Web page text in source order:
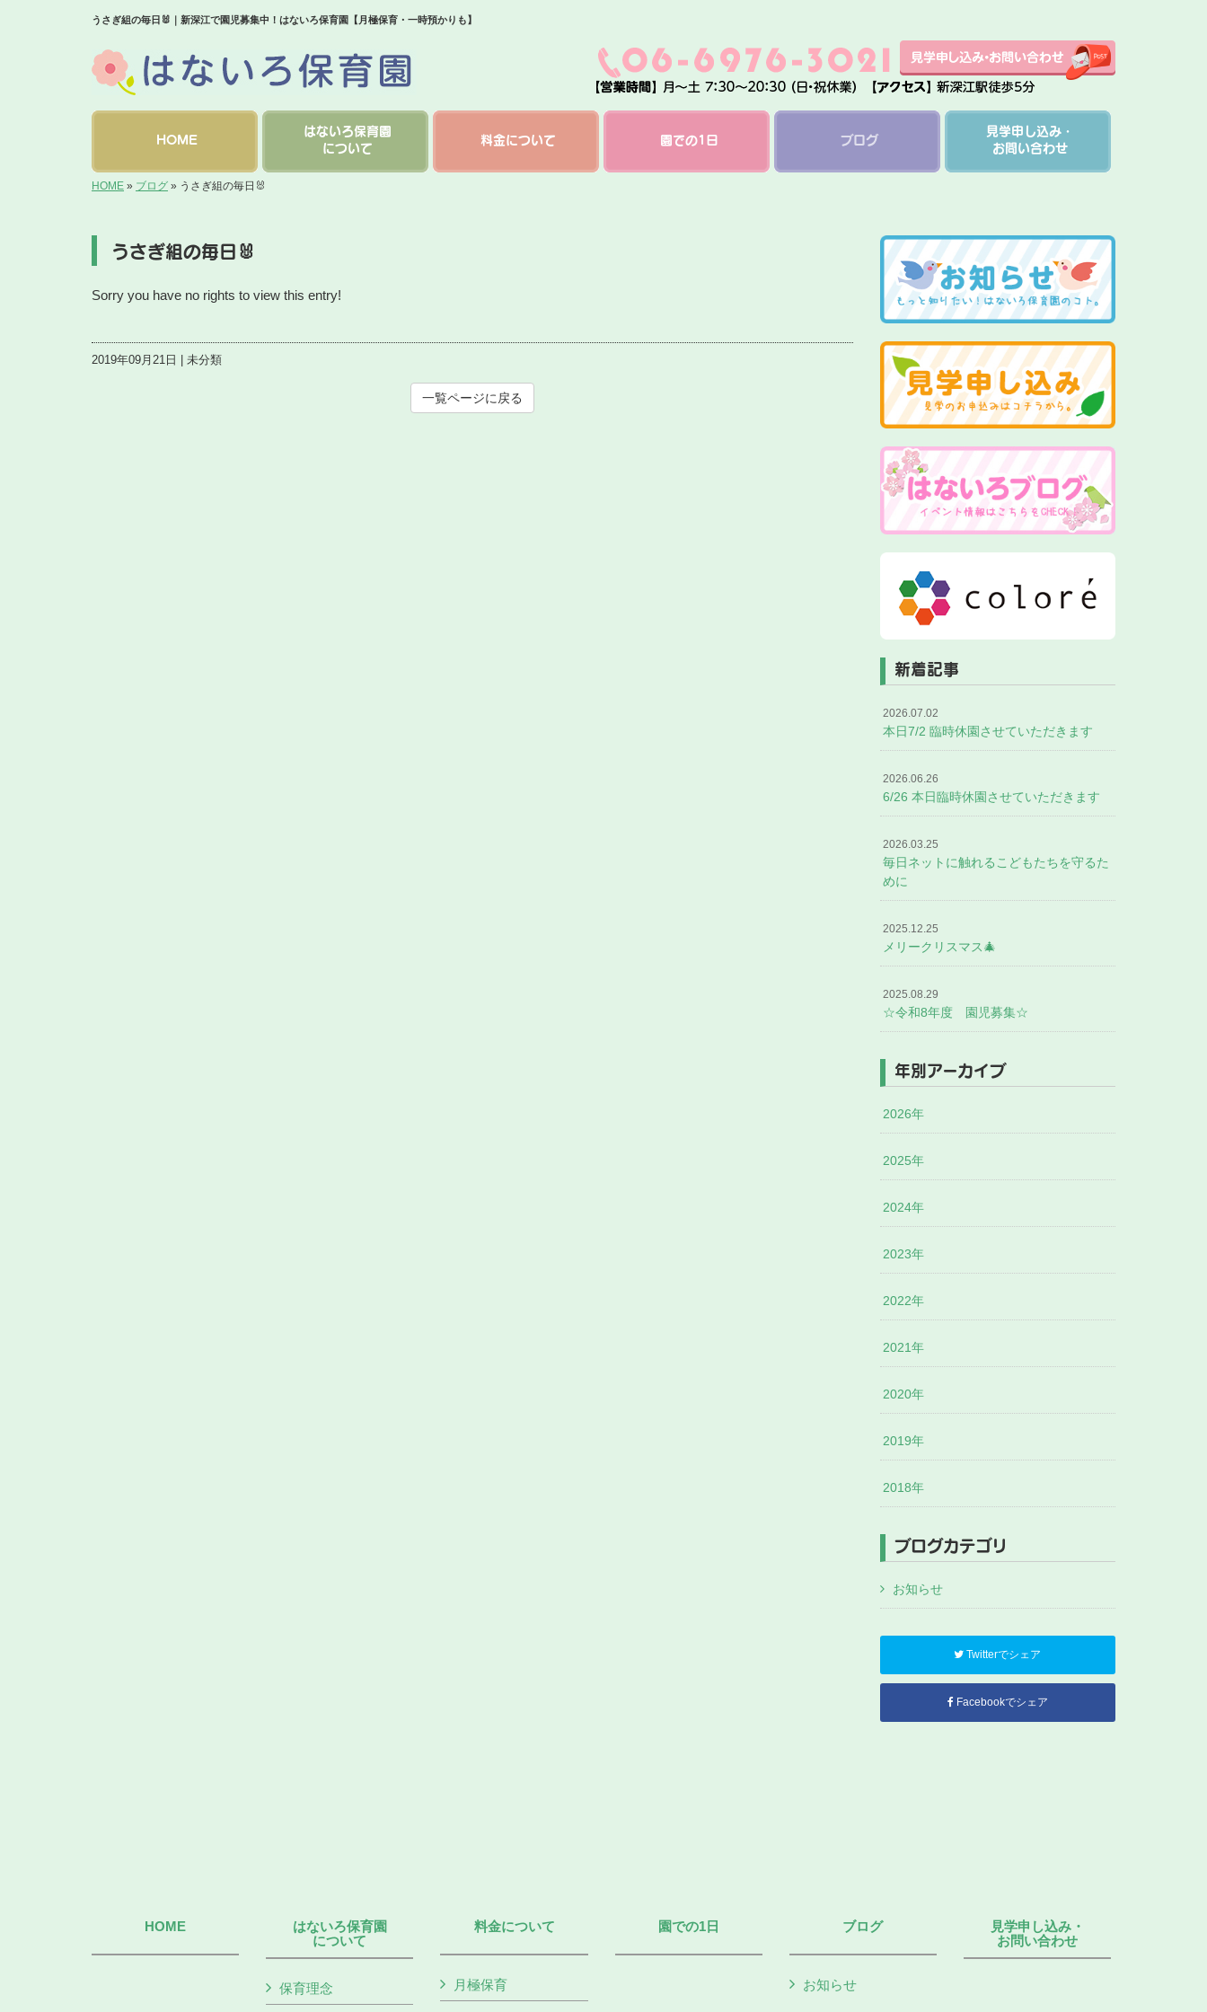
うさぎ組の毎日🐰｜新深江で園児募集中！はないろ保育園【月極保育・一時預かりも】
HOME
はないろ保育園
について
料金について 園での1日 ブログ
見学申し込み・
お問い合わせ
HOME » ブログ » うさぎ組の毎日🐰
うさぎ組の毎日🐰
Sorry you have no rights to view this entry!
2019年09月21日 | 未分類
一覧ページに戻る
新着記事
2026.07.02
本日7/2 臨時休園させていただきます
2026.06.26
6/26 本日臨時休園させていただきます
2026.03.25
毎日ネットに触れるこどもたちを守るた
めに
2025.12.25
メリークリスマス🎄
2025.08.29
☆令和8年度 園児募集☆
年別アーカイブ
2026年
2025年
2024年
2023年
2022年
2021年
2020年
2019年
2018年
ブログカテゴリ
お知らせ
Twitterでシェア
Facebookでシェア
HOME
はないろ保育園
について
保育理念
料金について
月極保育
園での1日 ブログ
お知らせ
見学申し込み・
お問い合わせ